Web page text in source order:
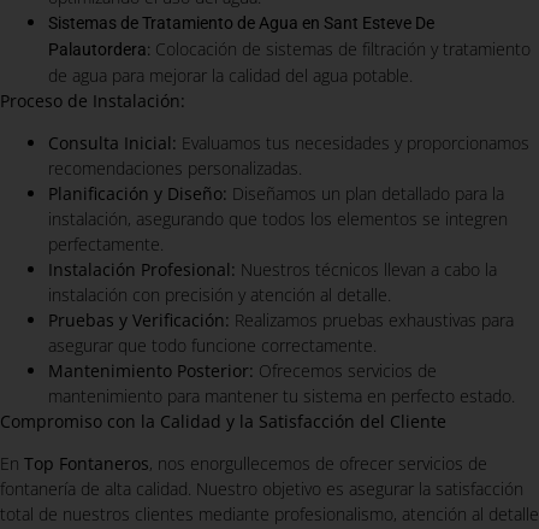
Sistemas de Tratamiento de Agua en Sant Esteve De
Palautordera: Colocación de sistemas de filtración y tratamiento
de agua para mejorar la calidad del agua potable.
Proceso de Instalación:
Consulta Inicial: Evaluamos tus necesidades y proporcionamos
recomendaciones personalizadas.
Planificación y Diseño: Diseñamos un plan detallado para la
instalación, asegurando que todos los elementos se integren
perfectamente.
Instalación Profesional: Nuestros técnicos llevan a cabo la
instalación con precisión y atención al detalle.
Pruebas y Verificación: Realizamos pruebas exhaustivas para
asegurar que todo funcione correctamente.
Mantenimiento Posterior: Ofrecemos servicios de
mantenimiento para mantener tu sistema en perfecto estado.
Compromiso con la Calidad y la Satisfacción del Cliente
En Top Fontaneros, nos enorgullecemos de ofrecer servicios de
fontanería de alta calidad. Nuestro objetivo es asegurar la satisfacción
total de nuestros clientes mediante profesionalismo, atención al detalle